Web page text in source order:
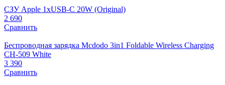
СЗУ Apple 1xUSB-C 20W (Original)
2 690
Сравнить
Беспроводная зарядка Mcdodo 3in1 Foldable Wireless Charging
CH-509 White
3 390
Сравнить